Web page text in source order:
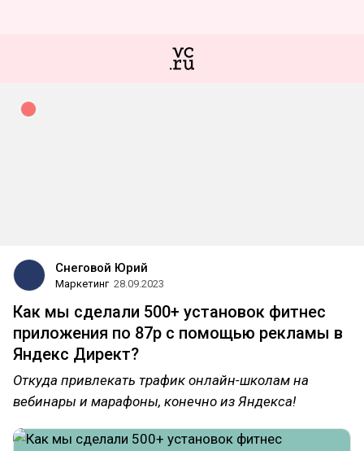
Снеговой Юрий
Маркетинг 28.09.2023
Как мы сделали 500+ установок фитнес
приложения по 87р с помощью рекламы в
Яндекс Директ?
Откуда привлекать трафик онлайн-школам на
вебинары и марафоны, конечно из Яндекса!